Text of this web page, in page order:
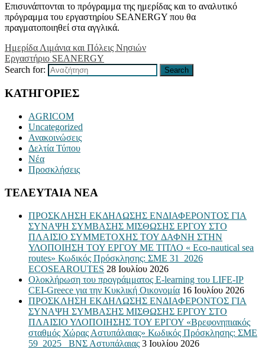
Επισυνάπτονται το πρόγραμμα της ημερίδας και το αναλυτικό
πρόγραμμα του εργαστηρίου SEANERGY που θα
πραγματοποιηθεί στα αγγλικά.
Ημερίδα Λιμάνια και Πόλεις Νησιών
Εργαστήριο SEANERGY
Search for:
Search
ΚΑΤΗΓΟΡΙΕΣ
AGRICOM
Uncategorized
Ανακοινώσεις
Δελτία Τύπου
Νέα
Προσκλήσεις
ΤΕΛΕΥΤΑΙΑ ΝΕΑ
ΠΡΟΣΚΛΗΣΗ ΕΚΔΗΛΩΣΗΣ ΕΝΔΙΑΦΕΡΟΝΤΟΣ ΓΙΑ
ΣΥΝΑΨΗ ΣΥΜΒΑΣΗΣ ΜΙΣΘΩΣΗΣ ΕΡΓΟΥ ΣΤΟ
ΠΛΑΙΣΙΟ ΣΥΜΜΕΤΟΧΗΣ ΤΟΥ ΔΑΦΝΗ ΣΤΗΝ
ΥΛΟΠΟΙΗΣΗ ΤΟΥ ΕΡΓΟΥ ΜΕ ΤΙΤΛΟ « Eco-nautical sea
routes» Κωδικός Πρόσκλησης: ΣΜΕ 31_2026
ECOSEAROUTES 28 Ιουλίου 2026
Ολοκλήρωση του προγράμματος E-learning του LIFE-IP
CEI-Greece για την Κυκλική Οικονομία 16 Ιουλίου 2026
ΠΡΟΣΚΛΗΣΗ ΕΚΔΗΛΩΣΗΣ ΕΝΔΙΑΦΕΡΟΝΤΟΣ ΓΙΑ
ΣΥΝΑΨΗ ΣΥΜΒΑΣΗΣ ΜΙΣΘΩΣΗΣ ΕΡΓΟΥ ΣΤΟ
ΠΛΑΙΣΙΟ ΥΛΟΠΟΙΗΣΗΣ ΤΟΥ ΕΡΓΟΥ «Βρεφονηπιακός
σταθμός Χώρας Αστυπάλαιας» Κωδικός Πρόσκλησης: ΣΜΕ
59_2025_ ΒΝΣ Αστυπάλαιας 3 Ιουλίου 2026